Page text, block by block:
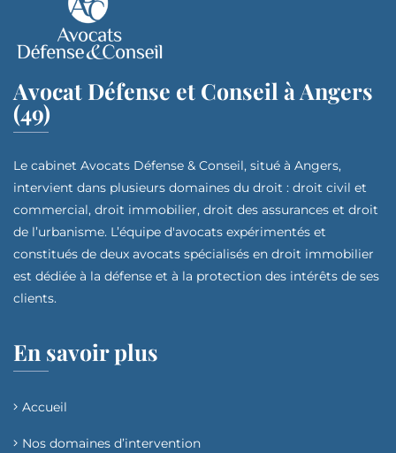
Avocat Défense et Conseil à Angers
(49)
Le cabinet Avocats Défense & Conseil, situé à Angers,
intervient dans plusieurs domaines du droit : droit civil et
commercial, droit immobilier, droit des assurances et droit
de l’urbanisme. L’équipe d'avocats expérimentés et
constitués de deux avocats spécialisés en droit immobilier
est dédiée à la défense et à la protection des intérêts de ses
clients.
En savoir plus
Accueil
Nos domaines d’intervention​